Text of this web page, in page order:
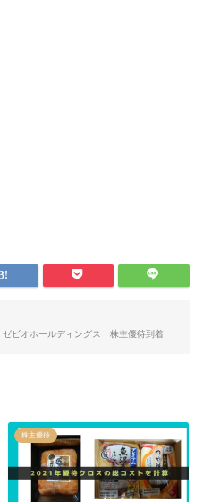
ゼビオホールディングス 株主優待到着
株主優待